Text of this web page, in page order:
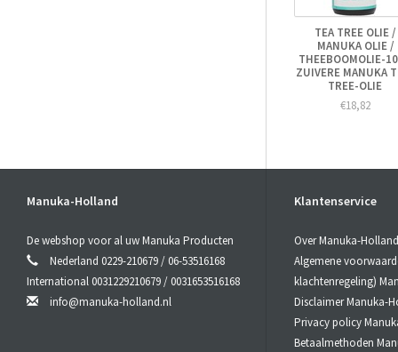
TEA TREE OLIE /
MANUKA OLIE /
THEEBOOMOLIE-
ZUIVERE MANUKA
TREE-OLIE
€18,82
Manuka-Holland
De webshop voor al uw Manuka Producten
Nederland 0229-210679 / 06-53516168
International 0031229210679 / 0031653516168
info@manuka-holland.nl
Klantenservice
Over Manuka-Holland
Algemene
klachtenregeling)
Disclaimer Manuka-
Privacy policy
Betaalmethoden